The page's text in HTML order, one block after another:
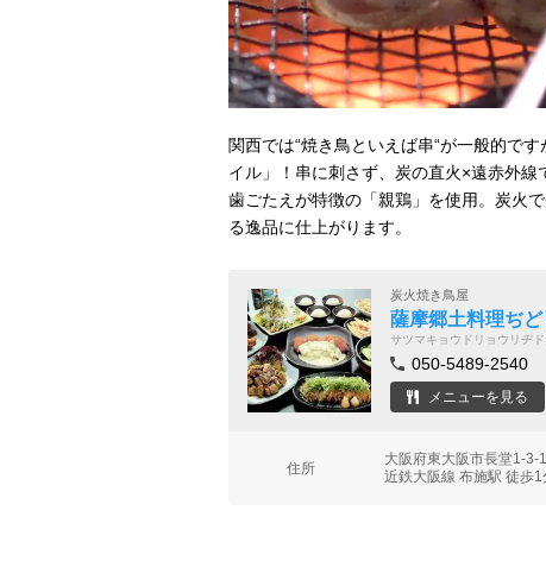
関西では“焼き鳥といえば串“が一般的で
イル」！串に刺さず、炭の直火×遠赤外
歯ごたえが特徴の「親鶏」を使用。炭火
る逸品に仕上がります。
炭火焼き鳥屋
薩摩郷土料理ぢ
サツマキョウドリョウリヂ
050-5489-2540
メニューを見る
住所
大阪府東大阪市長堂1-
近鉄大阪線 布施駅 徒歩1